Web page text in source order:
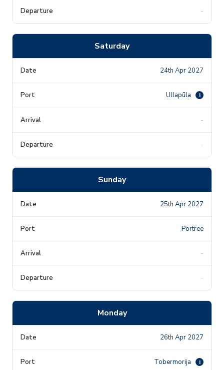
-
Saturday
24th Apr 2027
Ullapūla i
-
-
Sunday
25th Apr 2027
Portree
-
-
Monday
26th Apr 2027
Tobermorija i